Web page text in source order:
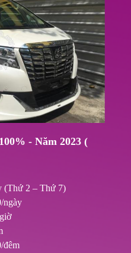
- Năm 2023 (
(Thứ 2 – Thứ 7)
ngày
đêm